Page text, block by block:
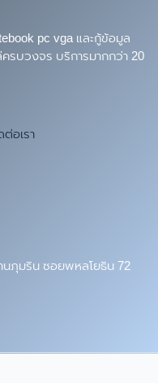
pc vga และกู้ข้อมูล
รบวงจร บริการมากกว่า 20
อเรา
นภุมริน ซอยพหลโยธิน 72